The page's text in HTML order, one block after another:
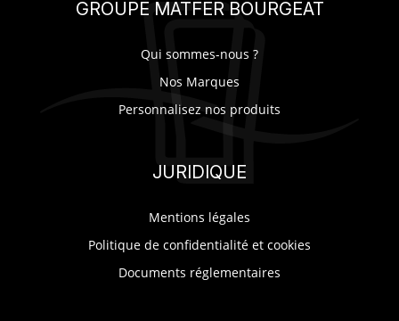
GROUPE MATFER BOURGEAT
Qui sommes-nous ?
Nos Marques
Personnalisez nos produits
JURIDIQUE
Mentions légales
Politique de confidentialité et cookies
Documents réglementaires